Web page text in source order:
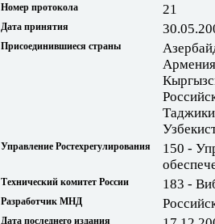
Номер протокола 21
Дата принятия
Присоединившиеся страны
Управление Ростехрегулирования
150 -
Технический комитет России 183 -
Разработчик МНД
Дата последнего издания